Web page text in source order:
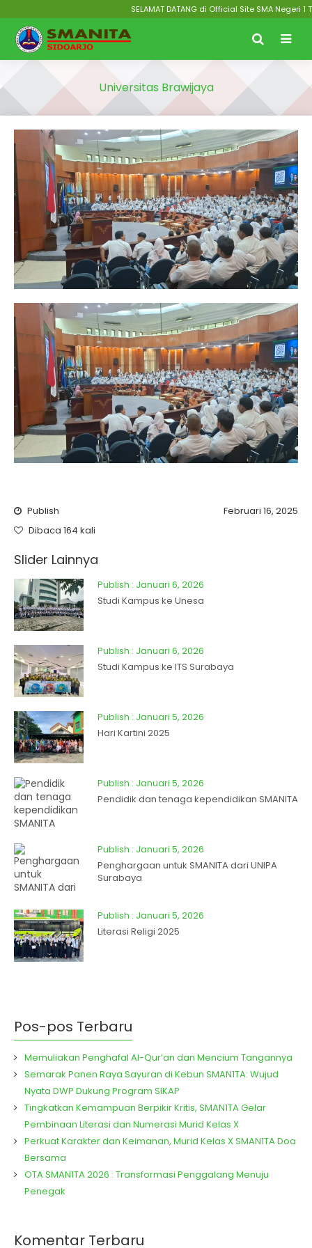
SELAMAT DATANG di Official Site SMA Negeri 1
Universitas Brawijaya
Publish
Februari 16, 2025
Dibaca 164 kali
Slider Lainnya
Publish : Januari 6, 2026
Studi Kampus ke Unesa
Publish : Januari 6, 2026
Studi Kampus ke ITS Surabaya
Publish : Januari 5, 2026
Hari Kartini 2025
Publish : Januari 5, 2026
Pendidik dan tenaga kependidikan SMANITA
Publish : Januari 5, 2026
Penghargaan untuk SMANITA dari UNIPA
Surabaya
Publish : Januari 5, 2026
Literasi Religi 2025
Pos-pos Terbaru
Memuliakan Penghafal Al-Qur’an dan Mencium Tangannya
Semarak Panen Raya Sayuran di Kebun SMAN1TA: Wujud
Nyata DWP Dukung Program SIKAP
Tingkatkan Kemampuan Berpikir Kritis, SMAN1TA Gelar
Pembinaan Literasi dan Numerasi Murid Kelas X
Perkuat Karakter dan Keimanan, Murid Kelas X SMAN1TA Doa
Bersama
OTA SMAN1TA 2026 : Transformasi Penggalang Menuju
Penegak
Komentar Terbaru